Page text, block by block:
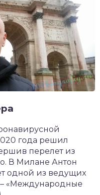
года решил
перелет из
В Милане Антон
одной из ведущих
«Международные